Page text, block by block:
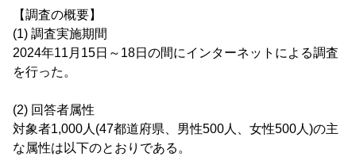
【調査の概要】
(1) 調査実施期間
2024年11月15日～18日の間にインターネットによる調査
を行った。
(2) 回答者属性
対象者1,000人(47都道府県、男性500人、女性500人)の主
な属性は以下のとおりである。